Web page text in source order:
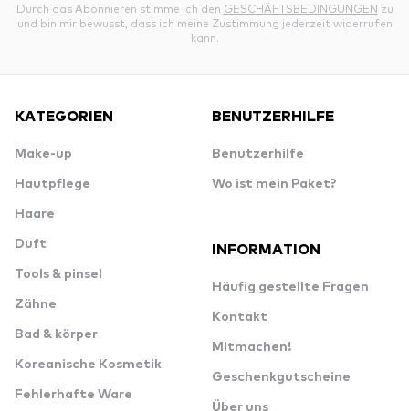
Durch das Abonnieren stimme ich den GESCHÄFTSBEDINGUNGEN zu
und bin mir bewusst, dass ich meine Zustimmung jederzeit widerrufen
kann.
KATEGORIEN
Make-up
Hautpflege
Haare
Duft
Tools & pinsel
Zähne
Bad & körper
Koreanische Kosmetik
Fehlerhafte Ware
BENUTZERHILFE
Benutzerhilfe
Wo ist mein Paket?
INFORMATION
Häufig gestellte Fragen
Kontakt
Mitmachen!
Geschenkgutscheine
Über uns